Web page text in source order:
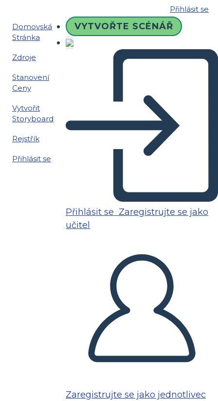
Přihlásit se
Domovská
Stránka
Zdroje
Stanovení
Ceny
Vytvořit
Storyboard
Rejstřík
Přihlásit se
VYTVOŘTE SCÉNÁŘ
Přihlásit se Zaregistrujte se jako
učitel
Zaregistrujte se jako jednotlivec